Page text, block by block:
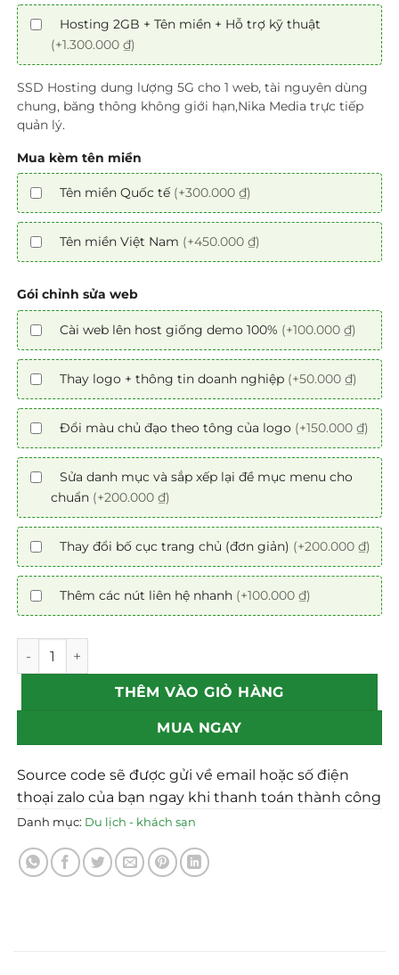
Hosting 2GB + Tên miền + Hỗ trợ kỹ thuật
(+1.300.000 ₫)
SSD Hosting dung lượng 5G cho 1 web, tài nguyên dùng
chung, băng thông không giới hạn,Nika Media trực tiếp
quản lý.
Mua kèm tên miền
Tên miền Quốc tế (+300.000 ₫)
Tên miền Việt Nam (+450.000 ₫)
Gói chỉnh sửa web
Cài web lên host giống demo 100% (+100.000 ₫)
Thay logo + thông tin doanh nghiệp (+50.000 ₫)
Đổi màu chủ đạo theo tông của logo (+150.000 ₫)
Sửa danh mục và sắp xếp lại đề mục menu cho
chuẩn (+200.000 ₫)
Thay đổi bố cục trang chủ (đơn giản) (+200.000 ₫)
Thêm các nút liên hệ nhanh (+100.000 ₫)
Mẫu theme Website du lịch 16 chuẩn SEO số lượng
THÊM VÀO GIỎ HÀNG
MUA NGAY
Source code sẽ được gửi về email hoặc số điện
thoại zalo của bạn ngay khi thanh toán thành công
Danh mục: Du lịch - khách sạn